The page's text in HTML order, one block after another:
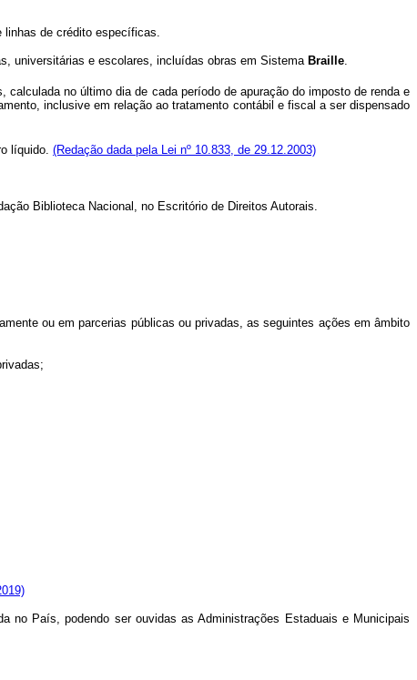
de crédito específicas.
universitárias e escolares, incluídas obras em Sistema Braille
no último dia de cada período de apuração do imposto de renda e
inclusive em relação ao tratamento contábil e fiscal a ser dispensado
líquido. (Redação dada pela Lei nº 10.833, de 29.12.2003)
Biblioteca Nacional, no Escritório de Direitos Autorais.
ou em parcerias públicas ou privadas, as seguintes ações em âmbito
País, podendo ser ouvidas as Administrações Estaduais e Municipais